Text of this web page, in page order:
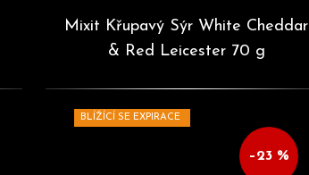
Mixit Křupavý Sýr White Cheddar
& Red Leicester 70 g
BLÍŽÍCÍ SE EXPIRACE
–23 %